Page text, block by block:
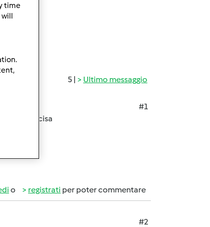
5 | Ultimo messaggio
#1
non è precisa
o registrati per poter commentare
#2
time
will